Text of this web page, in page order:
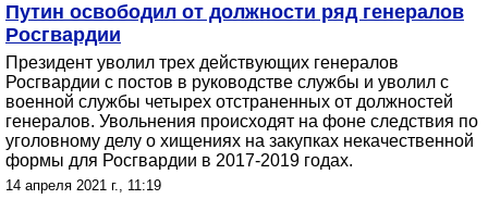
Путин освободил от должности ряд генералов
Росгвардии
Президент уволил трех действующих генералов
Росгвардии с постов в руководстве службы и уволил с
военной службы четырех отстраненных от должностей
генералов. Увольнения происходят на фоне следствия по
уголовному делу о хищениях на закупках некачественной
формы для Росгвардии в 2017-2019 годах.
14 апреля 2021 г., 11:19